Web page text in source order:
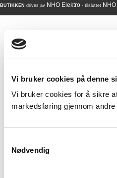
Vi bruker cookies på denne
Vi bruker cookies for å sikre
markedsføring gjennom
Nødvendig
BUTIKKEN drives av NHO Elektro - tilsluttet NHO